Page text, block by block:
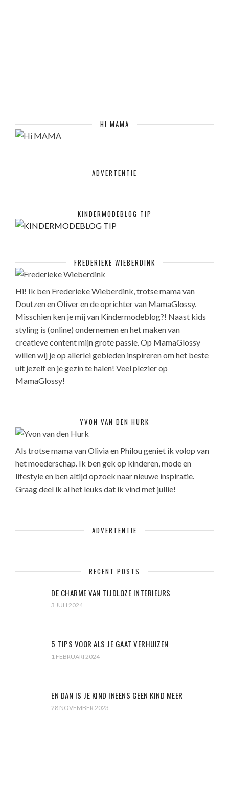
HI MAMA
ADVERTENTIE
KINDERMODEBLOG TIP
FREDERIEKE WIEBERDINK
Hi! Ik ben Frederieke Wieberdink, trotse mama van
Doutzen en Oliver en de oprichter van MamaGlossy.
Misschien ken je mij van Kindermodeblog?! Naast kids
styling is (online) ondernemen en het maken van
creatieve content mijn grote passie. Op MamaGlossy
willen wij je op allerlei gebieden inspireren om het beste
uit jezelf en je gezin te halen! Veel plezier op
MamaGlossy!
YVON VAN DEN HURK
Als trotse mama van Olivia en Philou geniet ik volop van
het moederschap. Ik ben gek op kinderen, mode en
lifestyle en ben altijd opzoek naar nieuwe inspiratie.
Graag deel ik al het leuks dat ik vind met jullie!
ADVERTENTIE
RECENT POSTS
DE CHARME VAN TIJDLOZE INTERIEURS
3 JULI 2024
5 TIPS VOOR ALS JE GAAT VERHUIZEN
1 FEBRUARI 2024
EN DAN IS JE KIND INEENS GEEN KIND MEER
28 NOVEMBER 2023